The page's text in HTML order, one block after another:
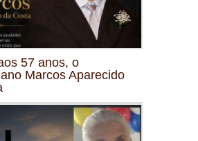
57 anos, o
Marcos Aparecido